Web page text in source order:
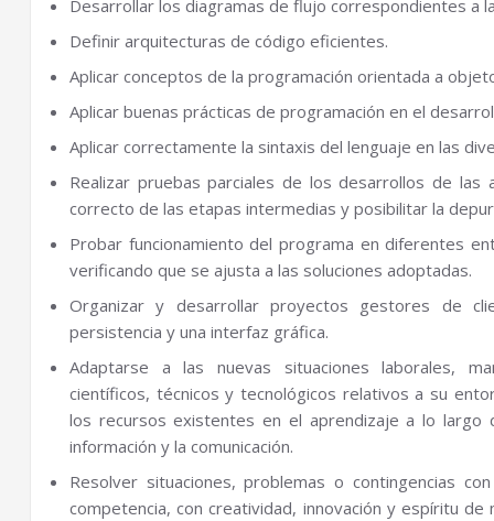
Desarrollar los diagramas de flujo correspondientes a
Definir arquitecturas de código eficientes.
Aplicar conceptos de la programación orientada a
Aplicar buenas prácticas de programación en el
Aplicar correctamente la sintaxis del lenguaje en las
Realizar pruebas parciales de los desarrollos de las
correcto de las etapas intermedias y posibilitar la
Probar funcionamiento del programa en diferentes
verificando que se ajusta a las soluciones adoptadas.
Organizar y desarrollar proyectos gestores de
persistencia y una interfaz gráfica.
Adaptarse a las nuevas situaciones laborales,
científicos, técnicos y tecnológicos relativos a su
los recursos existentes en el aprendizaje a lo largo
información y la comunicación.
Resolver situaciones, problemas o contingencias
competencia, con creatividad, innovación y espíritu